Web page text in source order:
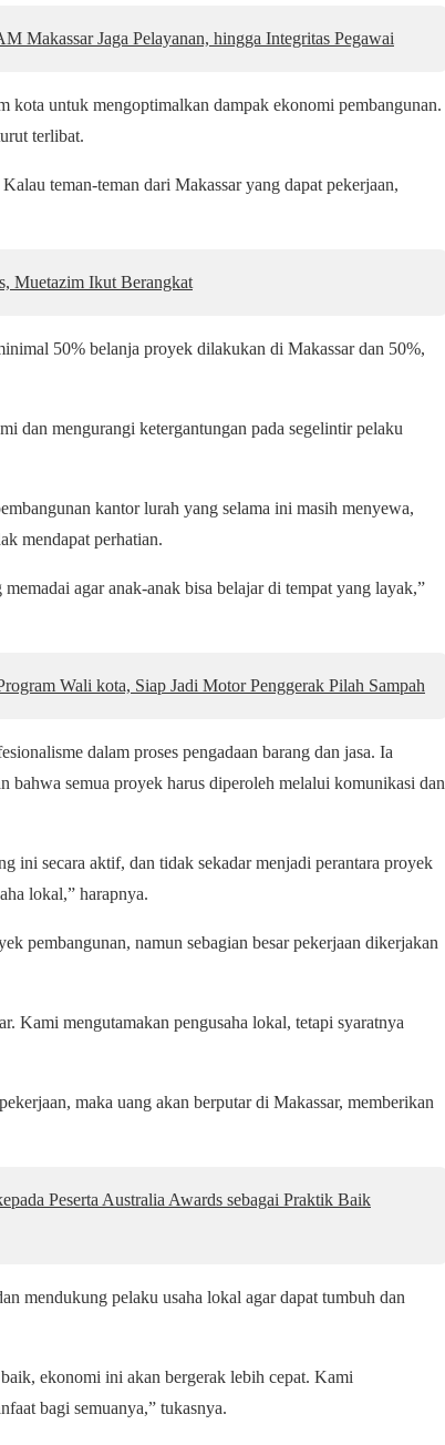
Makassar Jaga Pelayanan, hingga Integritas Pegawai
kota untuk mengoptimalkan dampak ekonomi pembangunan.
terlibat.
teman-teman dari Makassar yang dapat pekerjaan,
Muetazim Ikut Berangkat
50% belanja proyek dilakukan di Makassar dan 50%,
dan mengurangi ketergantungan pada segelintir pelaku
kantor lurah yang selama ini masih menyewa,
mendapat perhatian.
agar anak-anak bisa belajar di tempat yang layak,”
Wali kota, Siap Jadi Motor Penggerak Pilah Sampah
dalam proses pengadaan barang dan jasa. Ia
bahwa semua proyek harus diperoleh melalui komunikasi dan
ini secara aktif, dan tidak sekadar menjadi perantara proyek
lokal,” harapnya.
pembangunan, namun sebagian besar pekerjaan dikerjakan
Kami mengutamakan pengusaha lokal, tetapi syaratnya
maka uang akan berputar di Makassar, memberikan
Peserta Australia Awards sebagai Praktik Baik
mendukung pelaku usaha lokal agar dapat tumbuh dan
ekonomi ini akan bergerak lebih cepat. Kami
bagi semuanya,” tukasnya.